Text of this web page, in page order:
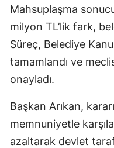
Mahsuplaşma
milyon TL’lik fark,
Süreç, Belediye
tamamlandı ve
onayladı.
Başkan Arıkan,
memnuniyetle
azaltarak devlet